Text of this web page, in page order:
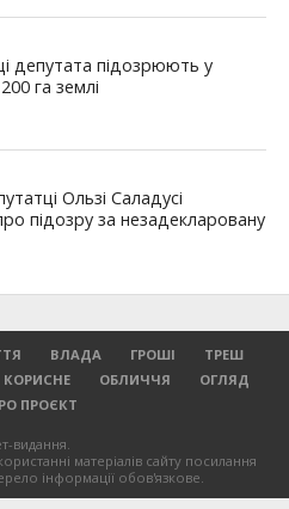
депутата підозрюють у
га землі
Ользі Саладусі
підозру за незадекларовану
ВЛАДА ГРОШІ
ТРЕШ
КОРИСНЕ ОБЛИЧЧЯ
ОГЛЯД
ПРОЄКТ
видання.
матеріалів сайту посилання
інформації обов'язкове.